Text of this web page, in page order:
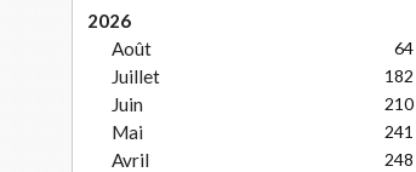
2026
Août
64
Juillet 182
Juin 210
Mai 241
Avril 248